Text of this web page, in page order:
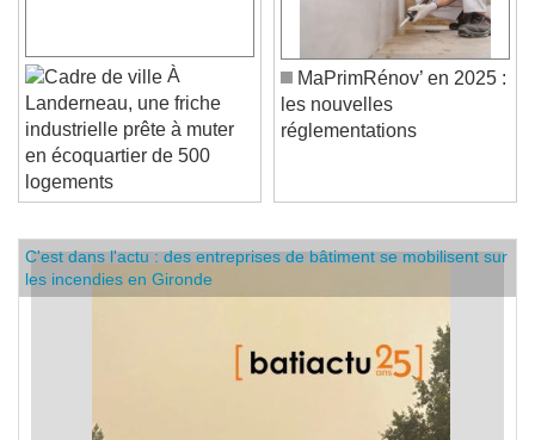
À
Landerneau, une friche
industrielle prête à muter
en écoquartier de 500
logements
MaPrimRénov’ en 2025 :
les nouvelles
C'est dans l'actu : des entreprises de bâtiment se mobilisent sur
les incendies en Gironde